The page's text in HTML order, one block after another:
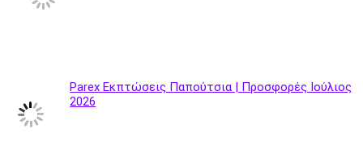
Parex Εκπτώσεις Παπούτσια | Προσφορές Ιούλιος
2026